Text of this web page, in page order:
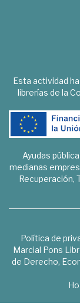
Esta actividad
librerías de la
Ayudas
medianas
Recuperación,
Política de
Marcial Pons
de Derecho,